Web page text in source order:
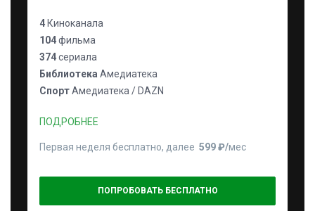
4 Киноканала
104фильма
374сериала
Библиотека Амедиатека
СпортАмедиатека / DAZN
ПОДРОБНЕЕ
Первая неделя бесплатно, далее 599 ₽⁠/⁠мес
ПОПРОБОВАТЬ БЕСПЛАТНО